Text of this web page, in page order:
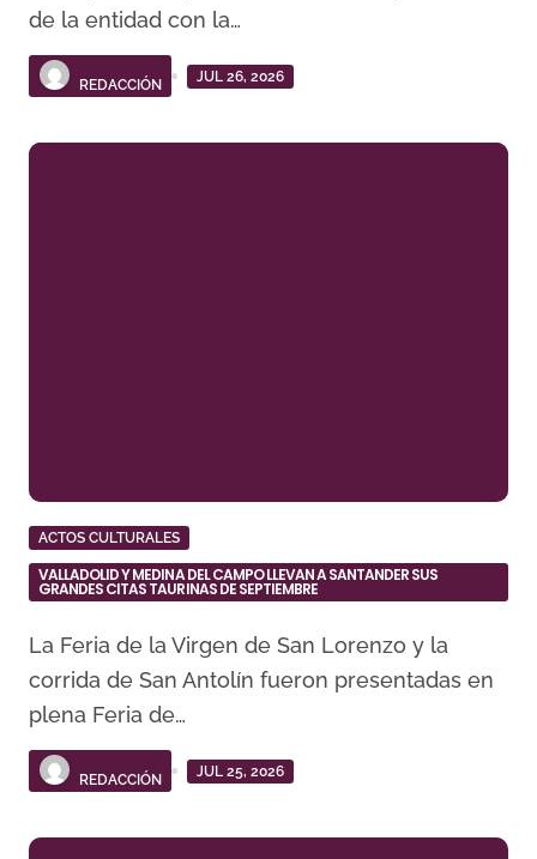
de la entidad con la…
REDACCIÓN
JUL 26, 2026
ACTOS CULTURALES
VALLADOLID Y MEDINA DEL CAMPO LLEVAN A SANTANDER SUS
GRANDES CITAS TAURINAS DE SEPTIEMBRE
La Feria de la Virgen de San Lorenzo y la
corrida de San Antolín fueron presentadas en
plena Feria de…
REDACCIÓN
JUL 25, 2026